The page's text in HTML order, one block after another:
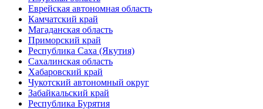
Еврейская автономная область
Камчатский край
Магаданская область
Приморский край
Республика Саха (Якутия)
Сахалинская область
Хабаровский край
Чукотский автономный округ
Забайкальский край
Республика Бурятия